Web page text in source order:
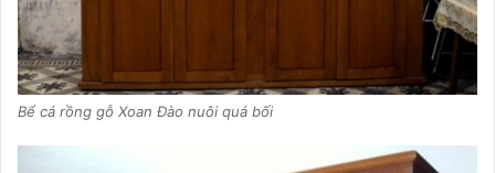
Bể cá rồng gỗ Xoan Đào nuôi quá bối